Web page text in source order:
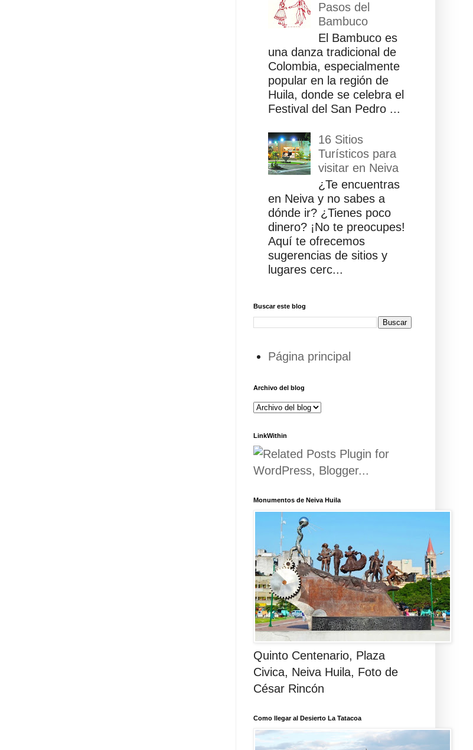
Pasos del
Bambuco
El Bambuco es
una danza tradicional de
Colombia, especialmente
popular en la región de
Huila, donde se celebra el
Festival del San Pedro ...
16 Sitios
Turísticos para
visitar en Neiva
¿Te encuentras
en Neiva y no sabes a
dónde ir? ¿Tienes poco
dinero? ¡No te preocupes!
Aquí te ofrecemos
sugerencias de sitios y
lugares cerc...
Buscar este blog
Página principal
Archivo del blog
LinkWithin
Monumentos de Neiva Huila
Quinto Centenario, Plaza
Civica, Neiva Huila, Foto de
César Rincón
Como llegar al Desierto La Tatacoa